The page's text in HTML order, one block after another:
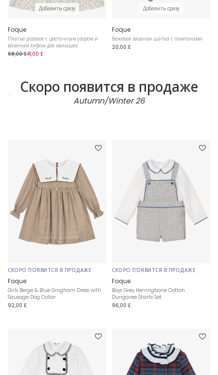
Добавить сразу
Foque
Платье розовое с цветочным узором и
вязаным лифом для малышек
68,00 £41,00 £
Добавить сразу
Foque
Бежевая вязаная шапка с помпонами
20,00 £
Скоро появится в продаже
Autumn/Winter 26
СКОРО ПОЯВИТСЯ В ПРОДАЖЕ
Foque
Girls Beige & Blue Gingham Dress with
Sausage Dog Collar
92,00 £
СКОРО ПОЯВИТСЯ В ПРОДАЖЕ
Foque
Boys Grey Herringbone Cotton
Dungaree Shorts Set
96,00 £